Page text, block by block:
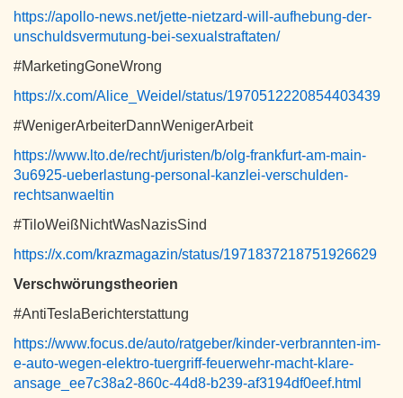
https://apollo-news.net/jette-nietzard-will-aufhebung-der-
unschuldsvermutung-bei-sexualstraftaten/
#MarketingGoneWrong
https://x.com/Alice_Weidel/status/1970512220854403439
#WenigerArbeiterDannWenigerArbeit
https://www.lto.de/recht/juristen/b/olg-frankfurt-am-main-
3u6925-ueberlastung-personal-kanzlei-verschulden-
rechtsanwaeltin
#TiloWeißNichtWasNazisSind
https://x.com/krazmagazin/status/1971837218751926629
Verschwörungstheorien
#AntiTeslaBerichterstattung
https://www.focus.de/auto/ratgeber/kinder-verbrannten-im-
e-auto-wegen-elektro-tuergriff-feuerwehr-macht-klare-
ansage_ee7c38a2-860c-44d8-b239-af3194df0eef.html